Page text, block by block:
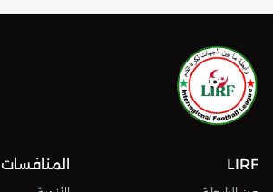
LIRF المنافسات